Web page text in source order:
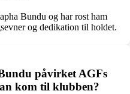
Bundu og har rost ham
og dedikation til holdet.
påvirket AGFs
kom til klubben?